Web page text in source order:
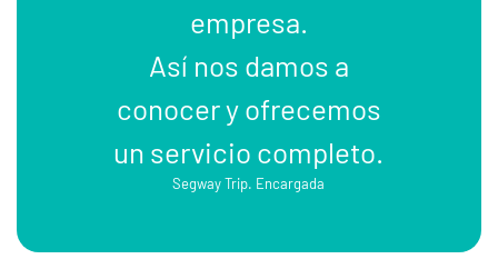
empresa.
Así nos damos a
conocer y ofrecemos
un servicio completo.
Segway Trip. Encargada